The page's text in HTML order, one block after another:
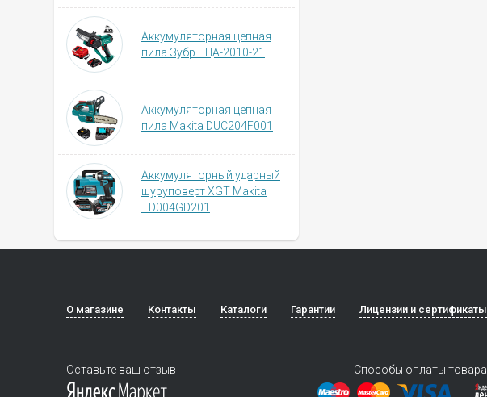
Аккумуляторная цепная
пила Зубр ПЦА-2010-21
Аккумуляторная цепная
пила Makita DUC204F001
Аккумуляторный ударный
шуруповерт XGT Makita
TD004GD201
О магазине Контакты Каталоги Гарантии Лицензии и сертификаты
Оставьте ваш отзыв Способы оплаты товара